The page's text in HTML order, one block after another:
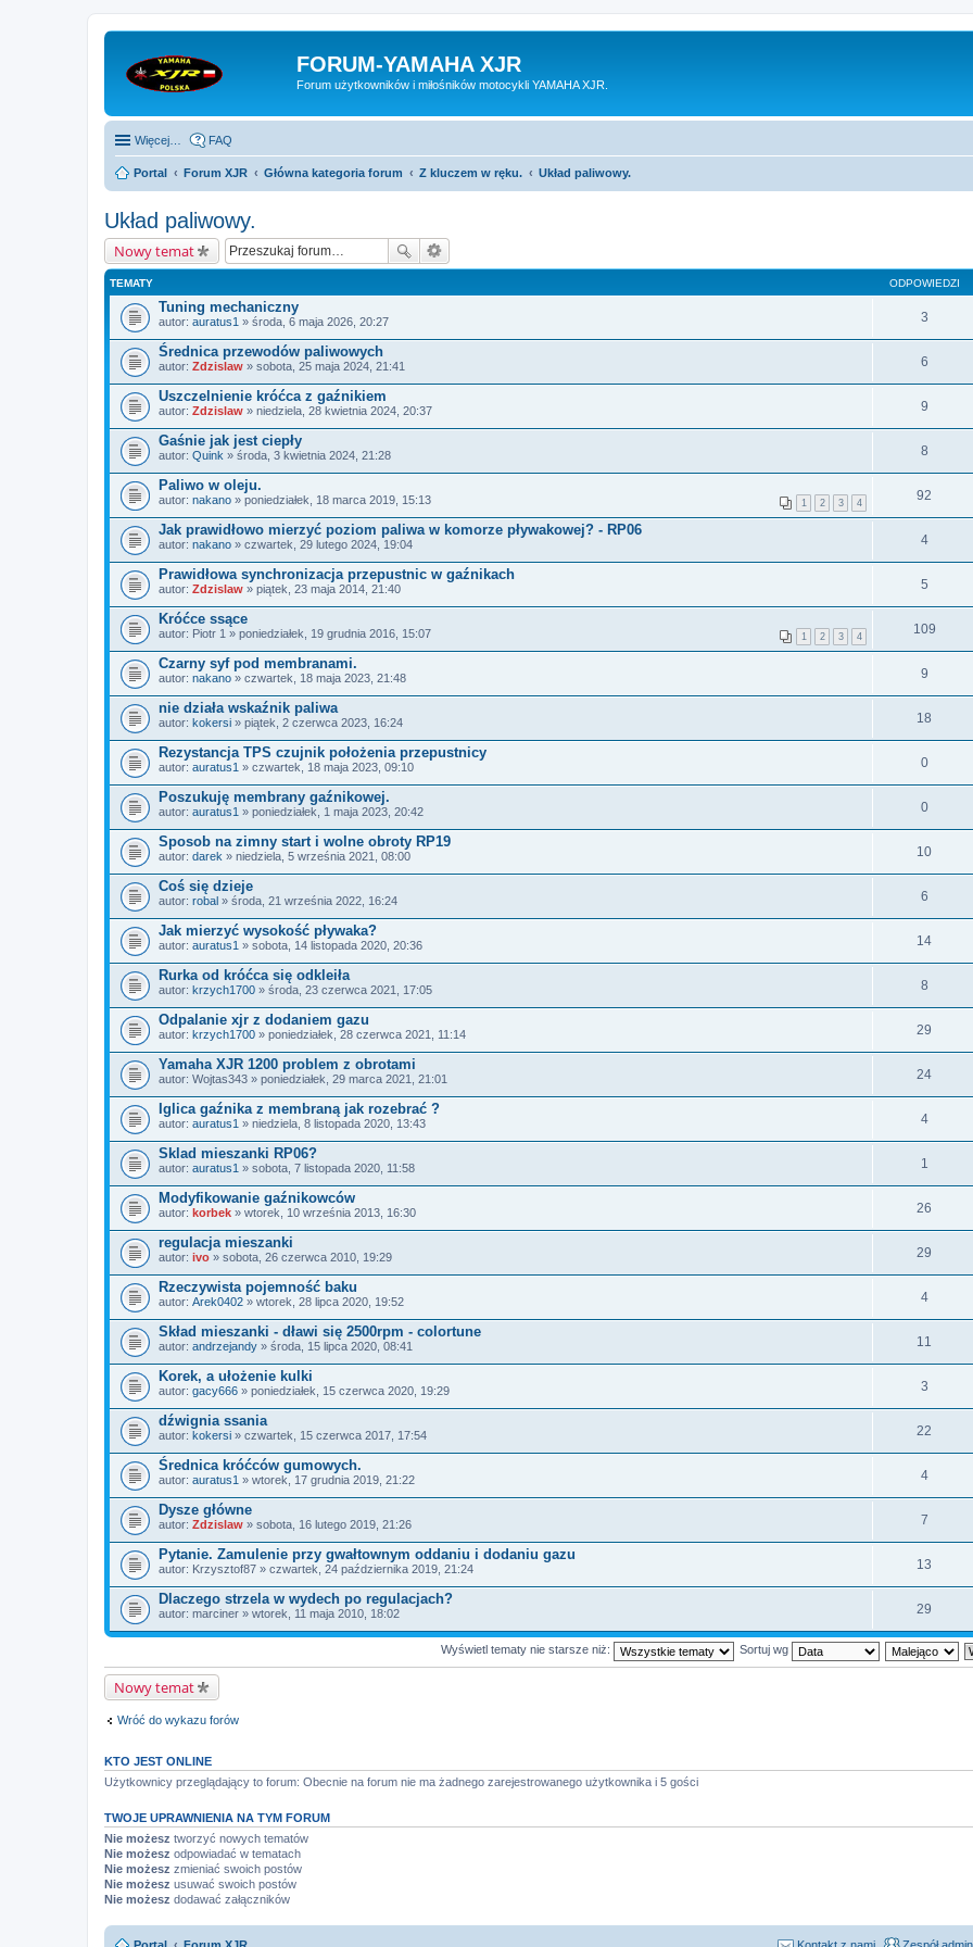
FORUM-YAMAHA XJR
Forum użytkowników i miłośników motocykli YAMAHA XJR.
Więcej… FAQ
Portal Forum XJR Główna kategoria forum Z kluczem w ręku. Układ paliwowy.
Układ paliwowy.
Nowy temat
TEMATY ODPOWIEDZI
Tuning mechaniczny
autor: auratus1 » środa, 6 maja 2026, 20:27 3
Średnica przewodów paliwowych
autor: Zdzislaw » sobota, 25 maja 2024, 21:41 6
Uszczelnienie króćca z gaźnikiem
autor: Zdzislaw » niedziela, 28 kwietnia 2024, 20:37 9
Gaśnie jak jest ciepły
autor: Quink » środa, 3 kwietnia 2024, 21:28 8
Paliwo w oleju.
1 2 3 4
autor: nakano » poniedziałek, 18 marca 2019, 15:13 92
Jak prawidłowo mierzyć poziom paliwa w komorze pływakowej? - RP06
autor: nakano » czwartek, 29 lutego 2024, 19:04 4
Prawidłowa synchronizacja przepustnic w gaźnikach
autor: Zdzislaw » piątek, 23 maja 2014, 21:40 5
Króćce ssące
1 2 3 4
autor: Piotr 1 » poniedziałek, 19 grudnia 2016, 15:07 109
Czarny syf pod membranami.
autor: nakano » czwartek, 18 maja 2023, 21:48 9
nie działa wskaźnik paliwa
autor: kokersi » piątek, 2 czerwca 2023, 16:24 18
Rezystancja TPS czujnik położenia przepustnicy
autor: auratus1 » czwartek, 18 maja 2023, 09:10 0
Poszukuję membrany gaźnikowej.
autor: auratus1 » poniedziałek, 1 maja 2023, 20:42 0
Sposob na zimny start i wolne obroty RP19
autor: darek » niedziela, 5 września 2021, 08:00 10
Coś się dzieje
autor: robal » środa, 21 września 2022, 16:24 6
Jak mierzyć wysokość pływaka?
autor: auratus1 » sobota, 14 listopada 2020, 20:36 14
Rurka od króćca się odkleiła
autor: krzych1700 » środa, 23 czerwca 2021, 17:05 8
Odpalanie xjr z dodaniem gazu
autor: krzych1700 » poniedziałek, 28 czerwca 2021, 11:14 29
Yamaha XJR 1200 problem z obrotami
autor: Wojtas343 » poniedziałek, 29 marca 2021, 21:01 24
Iglica gaźnika z membraną jak rozebrać ?
autor: auratus1 » niedziela, 8 listopada 2020, 13:43 4
Sklad mieszanki RP06?
autor: auratus1 » sobota, 7 listopada 2020, 11:58 1
Modyfikowanie gaźnikowców
autor: korbek » wtorek, 10 września 2013, 16:30 26
regulacja mieszanki
autor: ivo » sobota, 26 czerwca 2010, 19:29 29
Rzeczywista pojemność baku
autor: Arek0402 » wtorek, 28 lipca 2020, 19:52 4
Skład mieszanki - dławi się 2500rpm - colortune
autor: andrzejandy » środa, 15 lipca 2020, 08:41 11
Korek, a ułożenie kulki
autor: gacy666 » poniedziałek, 15 czerwca 2020, 19:29 3
dźwignia ssania
autor: kokersi » czwartek, 15 czerwca 2017, 17:54 22
Średnica króćców gumowych.
autor: auratus1 » wtorek, 17 grudnia 2019, 21:22 4
Dysze główne
autor: Zdzislaw » sobota, 16 lutego 2019, 21:26 7
Pytanie. Zamulenie przy gwałtownym oddaniu i dodaniu gazu
autor: Krzysztof87 » czwartek, 24 października 2019, 21:24 13
Dlaczego strzela w wydech po regulacjach?
autor: marciner » wtorek, 11 maja 2010, 18:02 29
Wyświetl tematy nie starsze niż: Sortuj wg
Nowy temat
Wróć do wykazu forów
KTO JEST ONLINE
Użytkownicy przeglądający to forum: Obecnie na forum nie ma żadnego zarejestrowanego użytkownika i 5 gości
TWOJE UPRAWNIENIA NA TYM FORUM
Nie możesz tworzyć nowych tematów
Nie możesz odpowiadać w tematach
Nie możesz zmieniać swoich postów
Nie możesz usuwać swoich postów
Nie możesz dodawać załączników
Portal Forum XJR Zespół
Kontakt z nami